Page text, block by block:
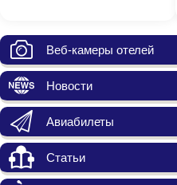
Веб-камеры отелей
Новости
Авиабилеты
Статьи